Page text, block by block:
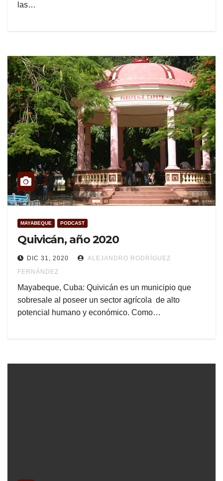
las…
MAYABEQUE PODCAST
Quivicán, año 2020
DIC 31, 2020
ALEJANDRO RODRÍGUEZ
FERNÁNDEZ
Mayabeque, Cuba: Quivicán es un municipio que
sobresale al poseer un sector agrícola de alto
potencial humano y económico. Como…